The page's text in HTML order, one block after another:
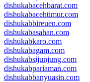
dishukabacehbarat.com
dishukabacehtimur.com
dishukabbireuen.com
dishukabasahan.com
dishukabkaro.com
dishukabagam.com
dishukabsijunjung.com
dishukabpariaman.com
dishukabbanyuasin.com